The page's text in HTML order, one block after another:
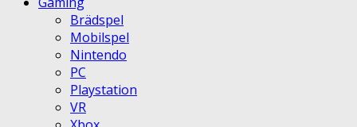
Brädspel
Mobilspel
Nintendo
PC
Playstation
VR